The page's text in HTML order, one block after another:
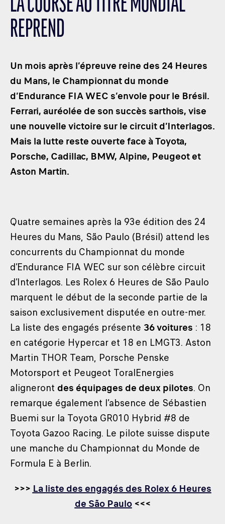
LES CATÉGORIES
DÉVELOPPEMENT DURABLE
SEA BY DHL
PARTENAIRES
NEWSLETTER
LA COURSE AU TITRE MONDIAL
REPREND
Un mois après l’épreuve reine des 24 Heures
du Mans, le Championnat du monde
d’Endurance FIA WEC s’envole pour le Brésil.
Ferrari, auréolée de son succès sarthois, vise
une nouvelle victoire sur le circuit d’Interlagos.
Mais la lutte reste ouverte face à Toyota,
Porsche, Cadillac, BMW, Alpine, Peugeot et
Aston Martin.
Quatre semaines après la 93e édition des 24
Heures du Mans, São Paulo (Brésil) attend les
concurrents du Championnat du monde
d’Endurance FIA WEC sur son célèbre circuit
d’Interlagos. Les Rolex 6 Heures de São Paulo
marquent le début de la seconde partie de la
saison exclusivement disputée en outre-mer.
La liste des engagés présente 36 voitures : 18
en catégorie Hypercar et 18 en LMGT3. Aston
Martin THOR Team, Porsche Penske
Motorsport et Peugeot ToralEnergies
aligneront des équipages de deux pilotes. On
remarque également l’absence de Sébastien
Buemi sur la Toyota GR010 Hybrid #8 de
Toyota Gazoo Racing. Le pilote suisse dispute
une manche du Championnat du Monde de
Formula E à Berlin.
>>> La liste des engagés des Rolex 6 Heures
de São Paulo<<<